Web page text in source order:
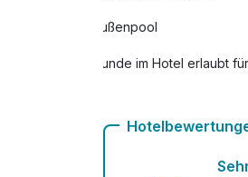
Außenpool
Hunde im Hotel erlaubt
Kostenloses W-LAN